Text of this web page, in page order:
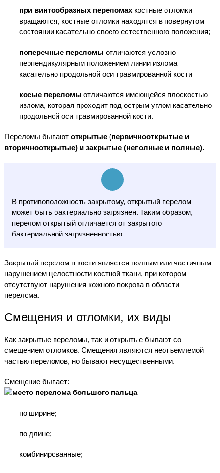
при винтообразных переломахкостные отломки
вращаются, костные отломки находятся в повернутом
состоянии касательно своего естественного положения;
поперечные переломы отличаются условно
перпендикулярным положением линии излома
касательно продольной оси травмированной кости;
косые переломы отличаются имеющейся плоскостью
излома, которая проходит под острым углом касательно
продольной оси травмированной кости.
Переломы бывают открытые (первичнооткрытые и
вторичнооткрытые) и закрытые (неполные и полные).
В противоположность закрытому, открытый перелом
может быть бактериально загрязнен. Таким образом,
перелом открытый отличается от закрытого
бактериальной загрязненностью.
Закрытый перелом в кости является полным или частичным
нарушением целостности костной ткани, при котором
отсутствуют нарушения кожного покрова в области
перелома.
Смещения и отломки, их виды
Как закрытые переломы, так и открытые бывают со
смещением отломков. Смещения являются неотъемлемой
частью переломов, но бывают несущественными.
Смещение бывает:
по ширине;
по длине;
комбинированные;